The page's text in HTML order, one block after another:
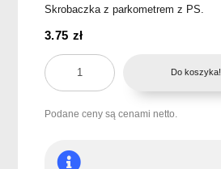
Skrobaczka z parkometrem z PS.
3.75 zł
ilość
Skrobaczka
parkometrem
SCRAP
Do koszyka!
Podane ceny są cenami netto.